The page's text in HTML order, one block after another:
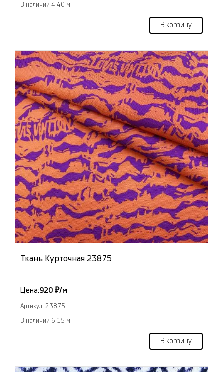
В наличии 4.40 м
В корзину
Ткань Курточная 23875
Цена:920 ₽/м
Артикул: 23875
В наличии 6.15 м
В корзину